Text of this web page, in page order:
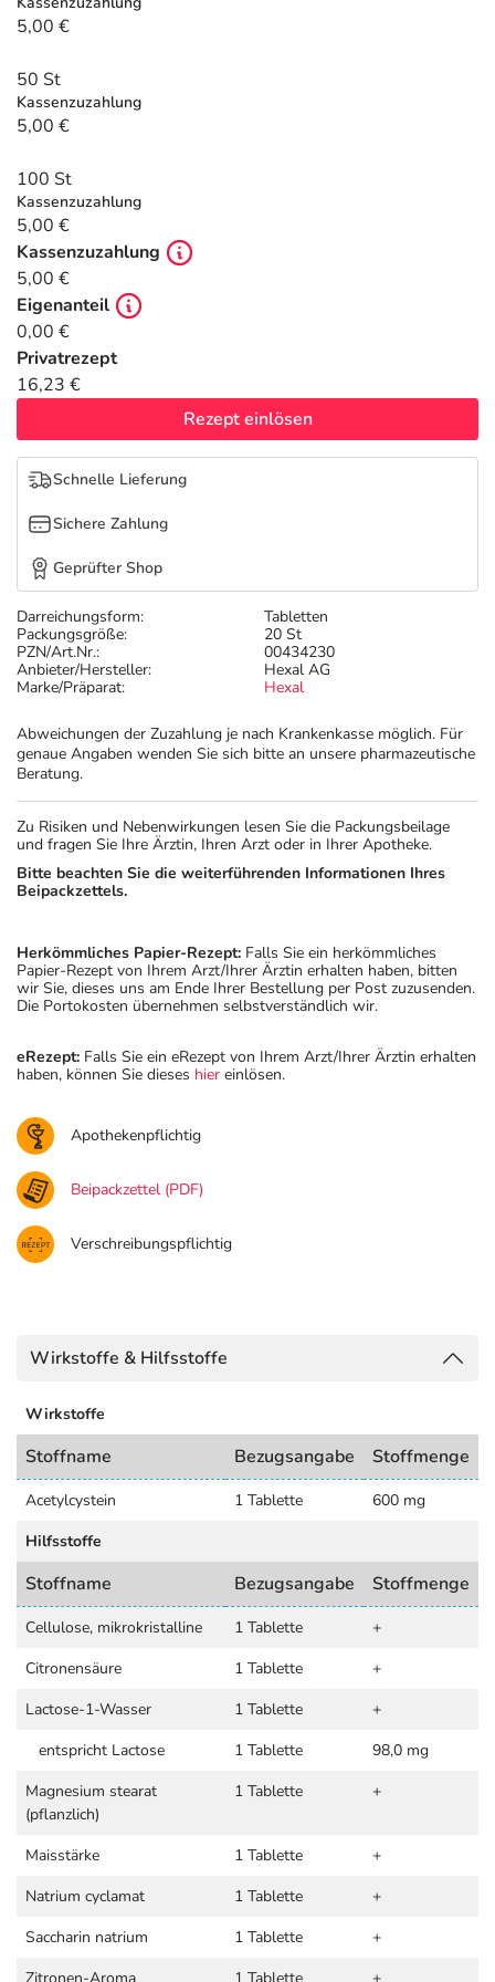
Tierapotheke
Vitamine & Mineralstoffe
Marken
Salus Deals
Darreichungsform:
Tabletten
Packungsgröße:
20 St
PZN/Art.Nr.:
00434230
Anbieter/Hersteller:
Hexal AG
Marke/Präparat:
Hexal
Abweichungen der Zuzahlung je nach Krankenkasse möglich. Für
genaue Angaben wenden Sie sich bitte an unsere pharmazeutische
Beratung.
5,00 €
50 St
Kassenzuzahlung
5,00 €
100 St
Kassenzuzahlung
5,00 €
Kassenzuzahlung
5,00 €
Eigenanteil
0,00 €
Privatrezept
16,23 €
Rezept einlösen
Schnelle Lieferung
Sichere Zahlung
Geprüfter Shop
Zu Risiken und Nebenwirkungen lesen Sie die Packungsbeilage
und fragen Sie Ihre Ärztin, Ihren Arzt oder in Ihrer Apotheke.
Bitte beachten Sie die weiterführenden Informationen Ihres
Beipackzettels.
Herkömmliches Papier-Rezept: Falls Sie ein herkömmliches
Papier-Rezept von Ihrem Arzt/Ihrer Ärztin erhalten haben, bitten
wir Sie, dieses uns am Ende Ihrer Bestellung per Post zuzusenden.
Die Portokosten übernehmen selbstverständlich wir.
eRezept: Falls Sie ein eRezept von Ihrem Arzt/Ihrer Ärztin erhalten
haben, können Sie dieses hier einlösen.
Apothekenpflichtig
Beipackzettel (PDF)
Verschreibungspflichtig
Wirkstoffe & Hilfsstoffe
Wirkstoffe
Stoffname Bezugsangabe Stoffmenge
Acetylcystein 1 Tablette
600 mg
Hilfsstoffe
Stoffname Bezugsangabe Stoffmenge
Cellulose, mikrokristalline 1 Tablette
+
Citronensäure
1 Tablette
+
Lactose-1-Wasser
1 Tablette
+
entspricht Lactose
1 Tablette
98,0 mg
Magnesium stearat
(pflanzlich)
1 Tablette +
Maisstärke 1 Tablette
+
Natrium cyclamat
1 Tablette
+
Saccharin natrium
1 Tablette
+